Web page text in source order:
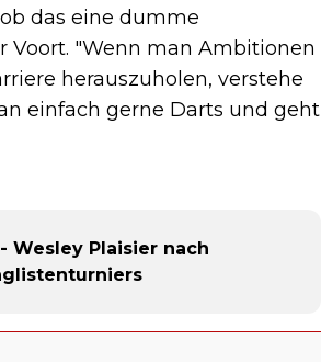
das eine dumme
Voort. "Wenn man Ambitionen
herauszuholen, verstehe
einfach gerne Darts und geht
Wesley Plaisier nach